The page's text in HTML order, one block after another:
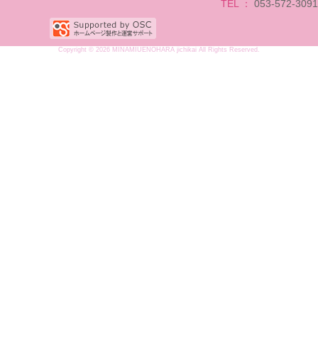
TEL ： 053-572-3091
Copyright © 2026 MINAMIUENOHARA jichikai All Rights Reserved.